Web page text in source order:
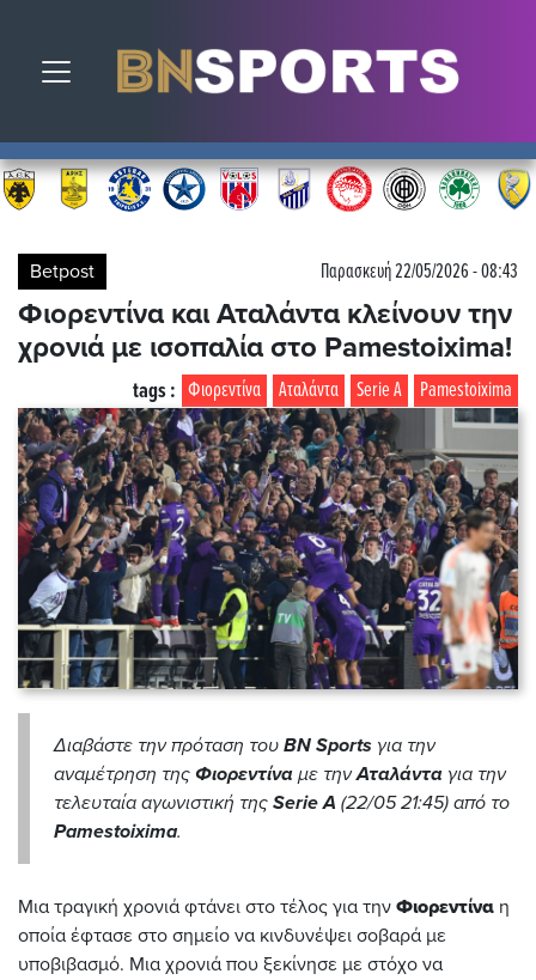
Toggle navigation
Betpost Παρασκευή 22/05/2026 - 08:43
Φιορεντίνα και Αταλάντα κλείνουν την
χρονιά με ισοπαλία στο Pamestoixima!
Pamestoixima
Serie A
Αταλάντα
Φιορεντίνα
tags :
Διαβάστε την πρόταση του BN Sports για την
αναμέτρηση της Φιορεντίνα με τηνΑταλάντα για την
τελευταία αγωνιστική της Serie A (22/05 21:45) από το
Pamestoixima.
Μια τραγική χρονιά φτάνει στο τέλος για την Φιορεντίνα η
οποία έφτασε στο σημείο να κινδυνέψει σοβαρά με
υποβιβασμό. Μια χρονιά που ξεκίνησε με στόχο να